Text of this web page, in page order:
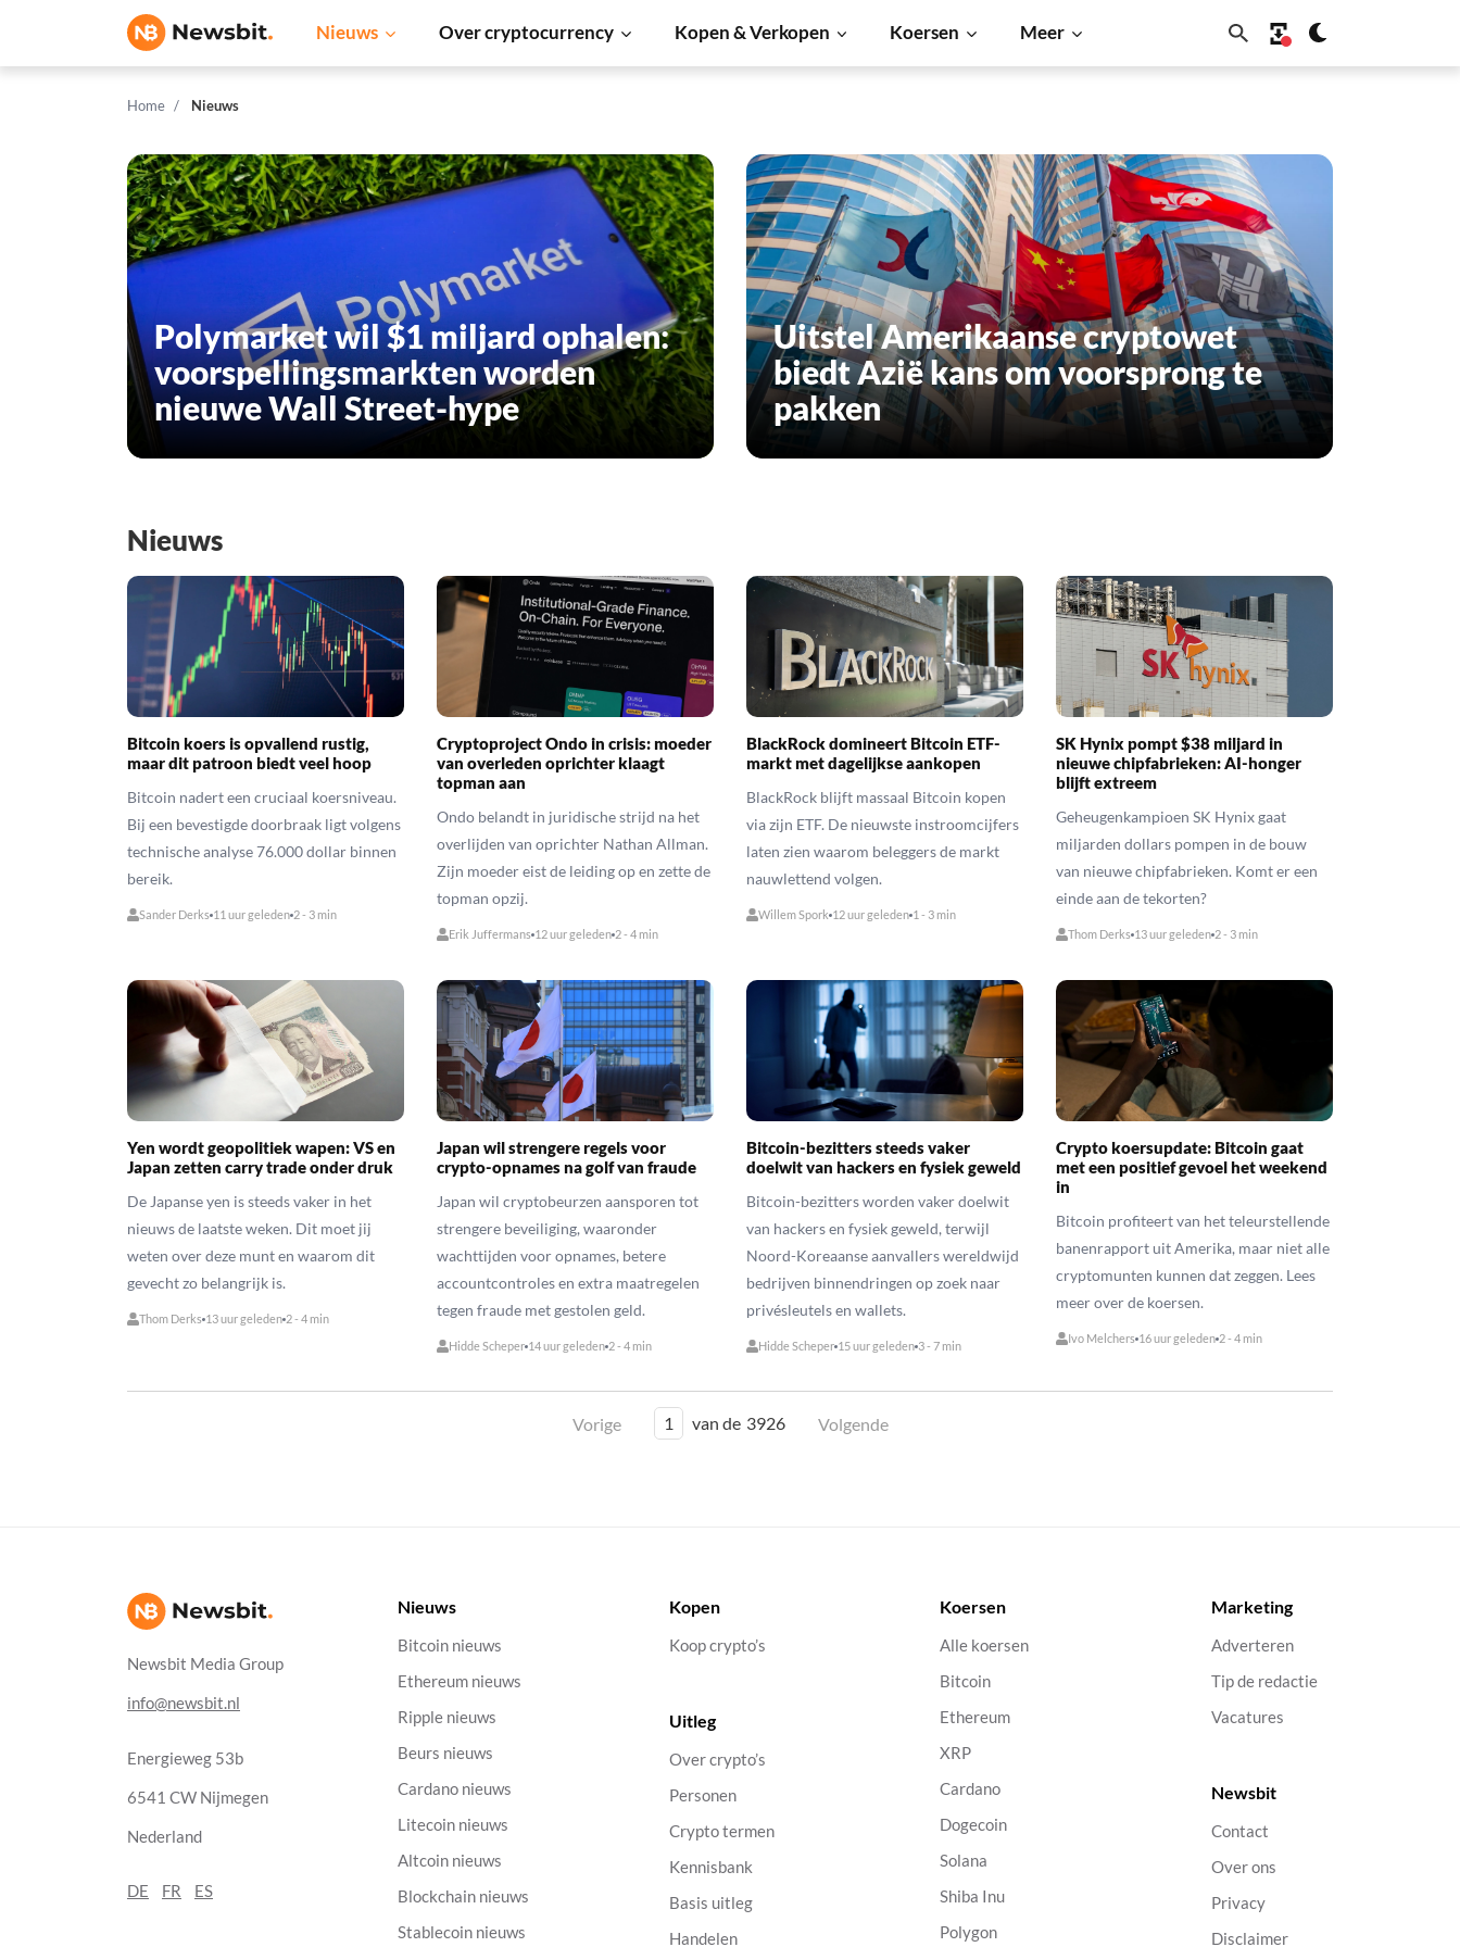
Nieuws Over cryptocurrency Kopen & Verkopen Koersen Meer
Home Nieuws
Polymarket wil $1 miljard ophalen:
voorspellingsmarkten worden
nieuwe Wall Street-hype
Uitstel Amerikaanse cryptowet
biedt Azië kans om voorsprong te
pakken
Nieuws
Bitcoin koers is opvallend rustig,
maar dit patroon biedt veel hoop
Bitcoin nadert een cruciaal koersniveau.
Bij een bevestigde doorbraak ligt volgens
technische analyse 76.000 dollar binnen
bereik.
Sander Derks 11 uur geleden 2 - 3 min
Cryptoproject Ondo in crisis: moeder
van overleden oprichter klaagt
topman aan
Ondo belandt in juridische strijd na het
overlijden van oprichter Nathan Allman.
Zijn moeder eist de leiding op en zette de
topman opzij.
Erik Juffermans 12 uur geleden 2 - 4 min
BlackRock domineert Bitcoin ETF-
markt met dagelijkse aankopen
BlackRock blijft massaal Bitcoin kopen
via zijn ETF. De nieuwste instroomcijfers
laten zien waarom beleggers de markt
nauwlettend volgen.
Willem Spork 12 uur geleden 1 - 3 min
SK Hynix pompt $38 miljard in
nieuwe chipfabrieken: AI-honger
blijft extreem
Geheugenkampioen SK Hynix gaat
miljarden dollars pompen in de bouw
van nieuwe chipfabrieken. Komt er een
einde aan de tekorten?
Thom Derks 13 uur geleden 2 - 3 min
Yen wordt geopolitiek wapen: VS en
Japan zetten carry trade onder druk
De Japanse yen is steeds vaker in het
nieuws de laatste weken. Dit moet jij
weten over deze munt en waarom dit
gevecht zo belangrijk is.
Thom Derks 13 uur geleden 2 - 4 min
Japan wil strengere regels voor
crypto-opnames na golf van fraude
Japan wil cryptobeurzen aansporen tot
strengere beveiliging, waaronder
wachttijden voor opnames, betere
accountcontroles en extra maatregelen
tegen fraude met gestolen geld.
Hidde Scheper 14 uur geleden 2 - 4 min
Bitcoin-bezitters steeds vaker
doelwit van hackers en fysiek geweld
Bitcoin-bezitters worden vaker doelwit
van hackers en fysiek geweld, terwijl
Noord-Koreaanse aanvallers wereldwijd
bedrijven binnendringen op zoek naar
privésleutels en wallets.
Hidde Scheper 15 uur geleden 3 - 7 min
Crypto koersupdate: Bitcoin gaat
met een positief gevoel het weekend
in
Bitcoin profiteert van het teleurstellende
banenrapport uit Amerika, maar niet alle
cryptomunten kunnen dat zeggen. Lees
meer over de koersen.
Ivo Melchers 16 uur geleden 2 - 4 min
Vorige 1 van de 3926 Volgende
Newsbit Media Group
info@newsbit.nl
Energieweg 53b
6541 CW Nijmegen
Nederland
DE FR ES
Nieuws
Bitcoin nieuws
Ethereum nieuws
Ripple nieuws
Beurs nieuws
Cardano nieuws
Litecoin nieuws
Altcoin nieuws
Blockchain nieuws
Stablecoin nieuws
Kopen
Koop crypto’s
Uitleg
Over crypto’s
Personen
Crypto termen
Kennisbank
Basis uitleg
Handelen
Koersen
Alle koersen
Bitcoin
Ethereum
XRP
Cardano
Dogecoin
Solana
Shiba Inu
Polygon
Marketing
Adverteren
Tip de redactie
Vacatures
Newsbit
Contact
Over ons
Privacy
Disclaimer